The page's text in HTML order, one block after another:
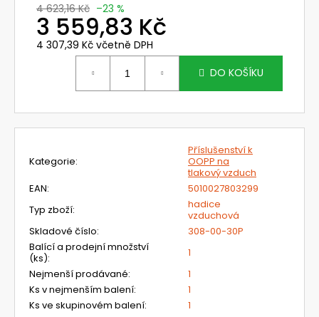
4 623,16 Kč –23 %
3 559,83 Kč
4 307,39 Kč včetně DPH
DO KOŠÍKU
Kategorie:
Příslušenství k
OOPP na
tlakový vzduch
EAN:
5010027803299
Typ zboží:
hadice
vzduchová
Skladové číslo:
308-00-30P
Balící a prodejní množství
(ks):
1
Nejmenší prodávané:
1
Ks v nejmenším balení:
1
Ks ve skupinovém balení: 1